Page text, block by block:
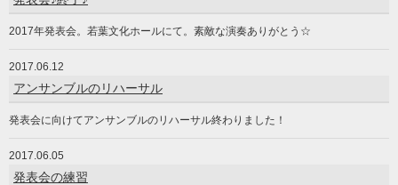
2017年発表会。若葉文化ホールにて。素敵な演奏ありがとう☆
2017.06.12
アンサンブルのリハーサル
発表会に向けてアンサンブルのリハーサル終わりました！
2017.06.05
発表会の練習